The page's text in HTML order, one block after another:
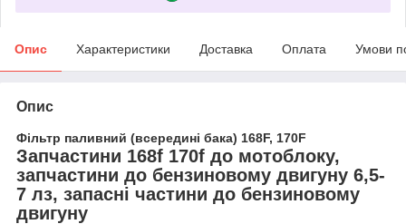
Опис Характеристики Доставка Оплата Умови
Опис
Фільтр паливний (всередині бака) 168F, 170F
Запчастини 168f 170f до мотоблоку,
запчастини до бензиновому двигуну 6,5-
7 лз, запасні частини до бензиновому
двигуну